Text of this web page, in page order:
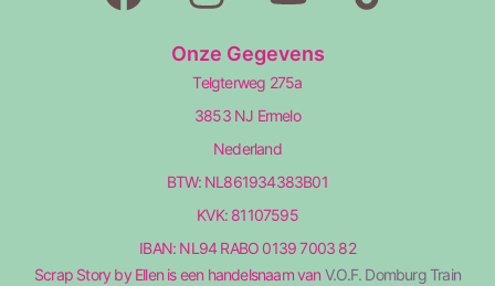
Onze Gegevens
Telgterweg 275a
3853 NJ Ermelo
Nederland
BTW: NL861934383B01
KVK: 81107595
IBAN: NL94 RABO 0139 7003 82
Scrap Story by Ellen is een handelsnaam van V.O.F. Domburg Train